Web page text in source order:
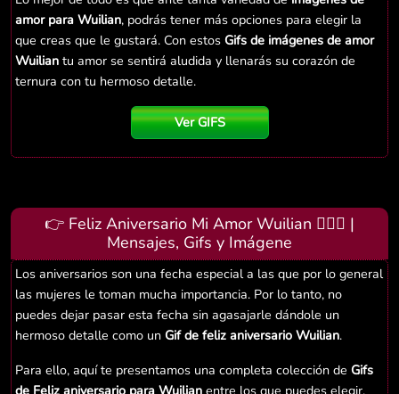
amor para Wuilian, podrás tener más opciones para elegir la
que creas que le gustará. Con estos Gifs de imágenes de amor
Wuilian tu amor se sentirá aludida y llenarás su corazón de
ternura con tu hermoso detalle.
Ver GIFS
👉 Feliz Aniversario Mi Amor Wuilian 👨‍❤️‍👨 |
Mensajes, Gifs y Imágene
Los aniversarios son una fecha especial a las que por lo general
las mujeres le toman mucha importancia. Por lo tanto, no
puedes dejar pasar esta fecha sin agasajarle dándole un
hermoso detalle como un Gif de feliz aniversario Wuilian.
Para ello, aquí te presentamos una completa colección de Gifs